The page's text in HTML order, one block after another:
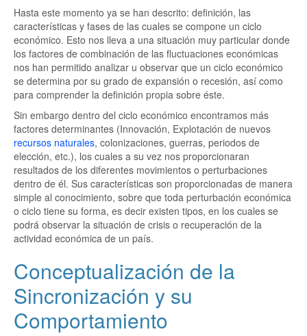
Hasta este momento ya se han descrito: definición, las
características y fases de las cuales se compone un ciclo
económico. Esto nos lleva a una situación muy particular donde
los factores de combinación de las fluctuaciones económicas
nos han permitido analizar u observar que un ciclo económico
se determina por su grado de expansión o recesión, así como
para comprender la definición propia sobre éste.
Sin embargo dentro del ciclo económico encontramos más
factores determinantes (Innovación, Explotación de nuevos
recursos naturales, colonizaciones, guerras, periodos de
elección, etc.), los cuales a su vez nos proporcionaran
resultados de los diferentes movimientos o perturbaciones
dentro de él. Sus características son proporcionadas de manera
simple al conocimiento, sobre que toda perturbación económica
o ciclo tiene su forma, es decir existen tipos, en los cuales se
podrá observar la situación de crisis o recuperación de la
actividad económica de un país.
Conceptualización de la
Sincronización y su
Comportamiento